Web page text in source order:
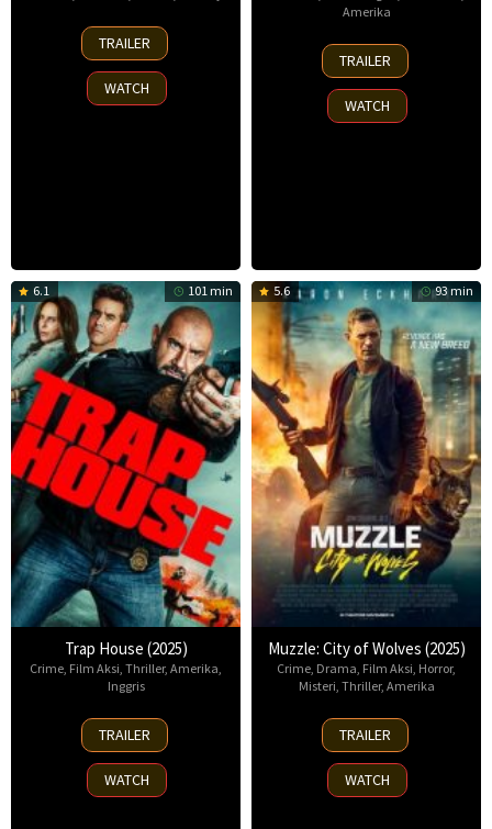
30
Nov
2025
TRAILER
WATCH
Amerika
8
Oct
2025
TRAILER
WATCH
6.1 101 min
Trap House (2025)
Crime, Film Aksi, Thriller, Amerika,
Inggris
14
Nov
2025
TRAILER
WATCH
5.6 93 min
Muzzle: City of Wolves (2025)
Crime, Drama, Film Aksi, Horror,
Misteri, Thriller, Amerika
13
Nov
2025
TRAILER
WATCH